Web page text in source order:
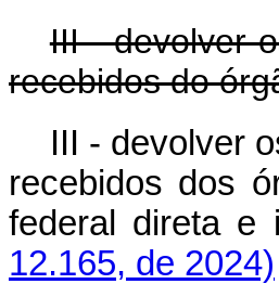
III - devolver
recebidos do
III - devolver
recebidos dos
federal
12.165, de 2024)